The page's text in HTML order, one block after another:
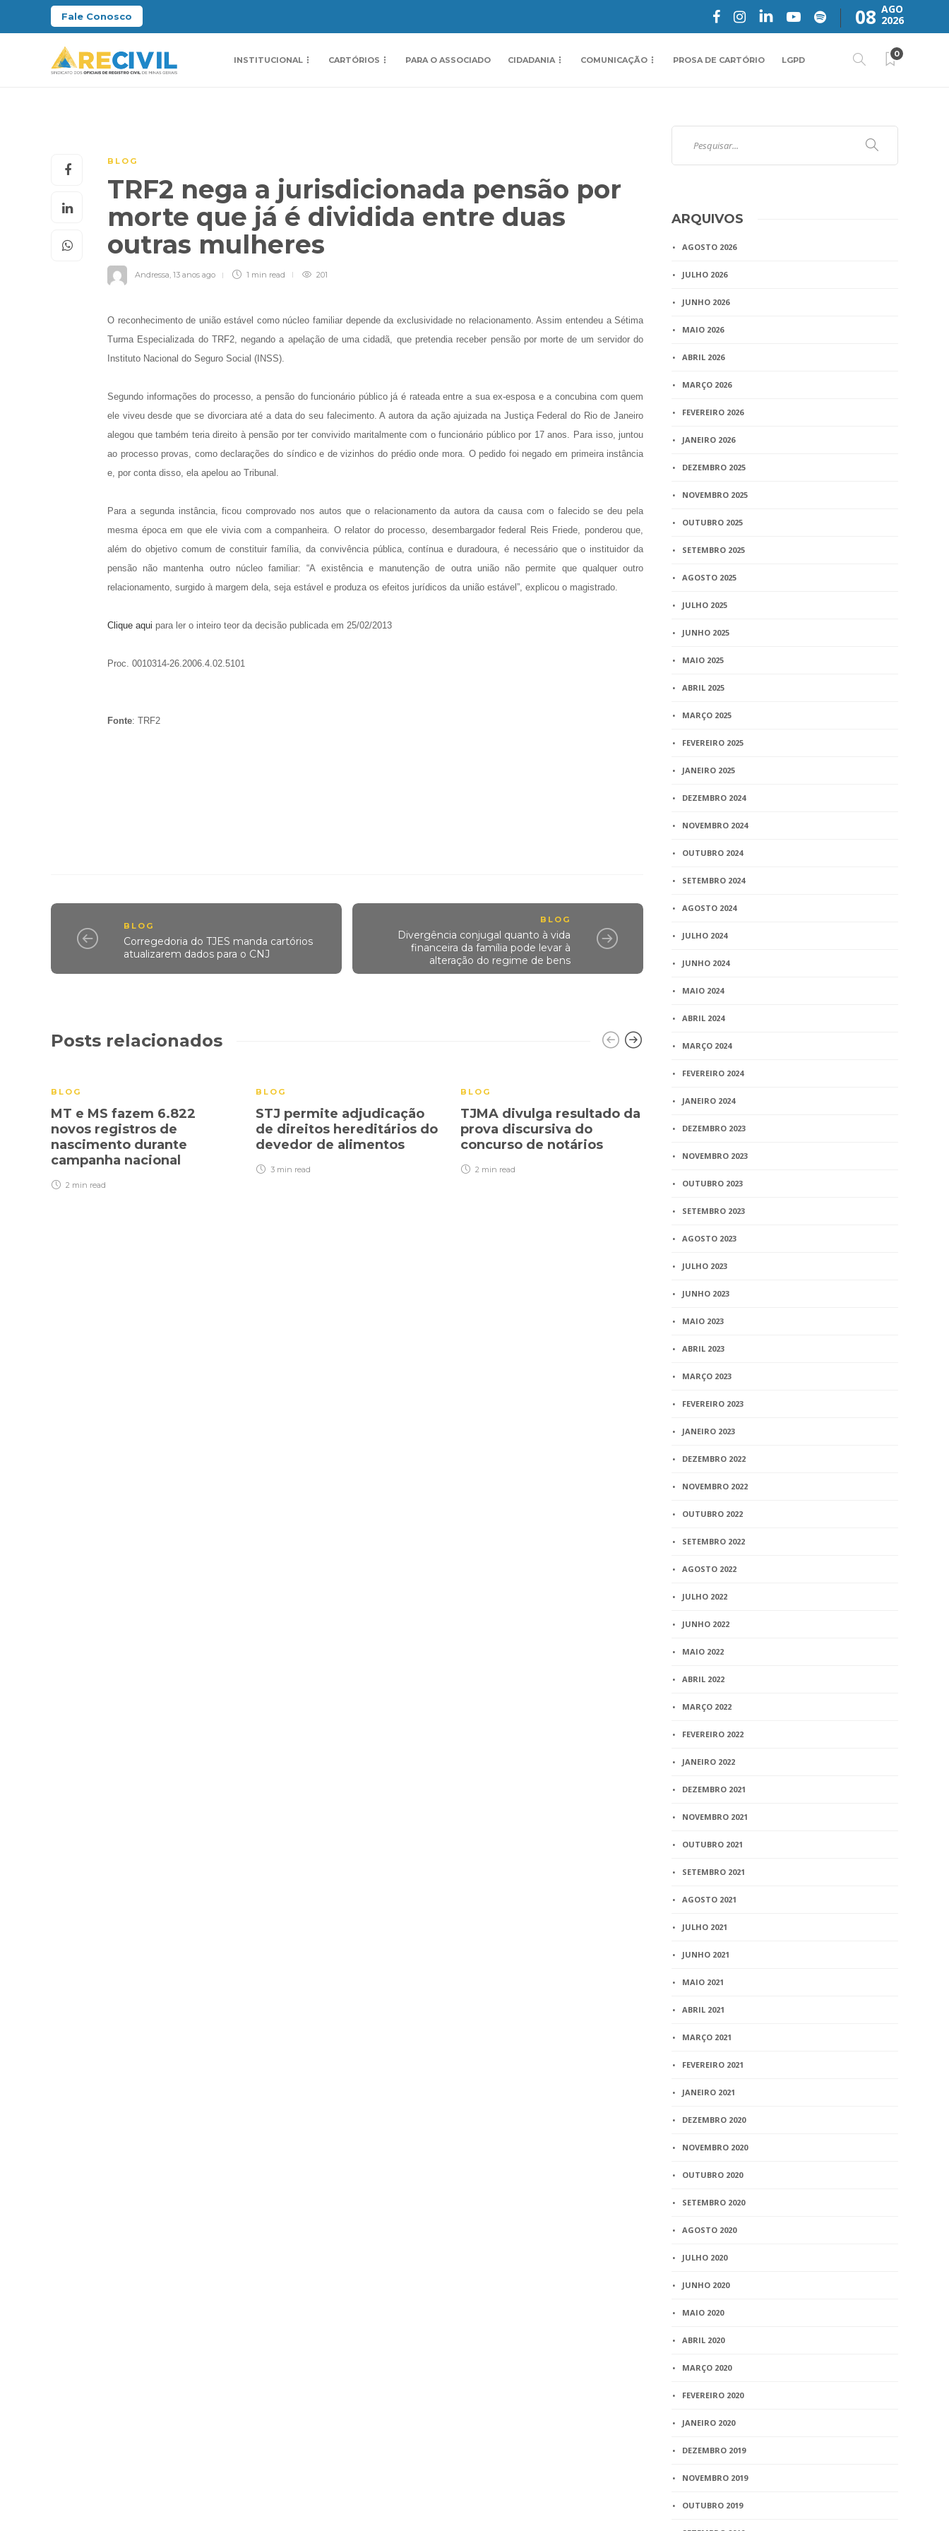
Fale Conosco 08 AGO
2026
INSTITUCIONAL CARTÓRIOS PARA O ASSOCIADO CIDADANIA COMUNICAÇÃO PROSA DE CARTÓRIO LGPD
0
BLOG
TRF2 nega a jurisdicionada pensão por
morte que já é dividida entre duas
outras mulheres
Andressa, 13 anos ago 1 min read 201
O reconhecimento de união estável como núcleo familiar depende da exclusividade no relacionamento. Assim entendeu a Sétima
Turma Especializada do TRF2, negando a apelação de uma cidadã, que pretendia receber pensão por morte de um servidor do
Instituto Nacional do Seguro Social (INSS).
Segundo informações do processo, a pensão dofuncionário público já é rateada entre a sua ex-esposa e a concubina com quem
ele viveu desde que se divorciara até a data do seu falecimento. A autora da ação ajuizada na Justiça Federal do Rio de Janeiro
alegou que também teria direito à pensão por ter convivido maritalmente com o funcionário público por 17 anos. Para isso, juntou
ao processo provas, como declarações do síndico e de vizinhos do prédio onde mora. O pedido foi negado em primeira instância
e, por conta disso, ela apelou ao Tribunal.
Para a segunda instância, ficou comprovado nos autos que o relacionamento da autora da causa com o falecido se deu pela
mesma época em que ele vivia com a companheira. O relator do processo, desembargador federal Reis Friede, ponderou que,
além do objetivo comum de constituir família, da convivência pública, contínua e duradoura, é necessário que o instituidor da
pensão não mantenha outro núcleo familiar: “A existência e manutenção de outra união não permite que qualquer outro
relacionamento, surgido à margem dela, seja estável e produza os efeitos jurídicos da união estável”, explicou o magistrado.
Clique aqui para ler o inteiro teor da decisão publicada em 25/02/2013
Proc. 0010314-26.2006.4.02.5101
Fonte: TRF2
BLOG
Corregedoria do TJES manda cartórios
atualizarem dados para o CNJ
BLOG
Divergência conjugal quanto à vida
financeira da família pode levar à
alteração do regime de bens
Posts relacionados
BLOG
MT e MS fazem 6.822
novos registros de
nascimento durante
campanha nacional
2 min read
BLOG
STJ permite adjudicação
de direitos hereditários do
devedor de alimentos
3 min read
BLOG
TJMA divulga resultado da
prova discursiva do
concurso de notários
2 min read
O Norte de Minas – Brasil
de união homoafetiva
2 minread
ARQUIVOS
AGOSTO 2026
JULHO 2026
JUNHO 2026
MAIO 2026
ABRIL 2026
MARÇO 2026
FEVEREIRO 2026
JANEIRO 2026
DEZEMBRO 2025
NOVEMBRO 2025
OUTUBRO 2025
SETEMBRO 2025
AGOSTO 2025
JULHO 2025
JUNHO 2025
MAIO 2025
ABRIL 2025
MARÇO 2025
FEVEREIRO 2025
JANEIRO 2025
DEZEMBRO 2024
NOVEMBRO 2024
OUTUBRO 2024
SETEMBRO 2024
AGOSTO 2024
JULHO 2024
JUNHO 2024
MAIO 2024
ABRIL 2024
MARÇO 2024
FEVEREIRO 2024
JANEIRO 2024
DEZEMBRO 2023
NOVEMBRO 2023
OUTUBRO 2023
SETEMBRO 2023
AGOSTO 2023
JULHO 2023
JUNHO 2023
MAIO 2023
ABRIL 2023
MARÇO 2023
FEVEREIRO 2023
JANEIRO 2023
DEZEMBRO 2022
NOVEMBRO 2022
OUTUBRO 2022
SETEMBRO 2022
AGOSTO 2022
JULHO 2022
JUNHO 2022
MAIO 2022
ABRIL 2022
MARÇO 2022
FEVEREIRO 2022
JANEIRO 2022
DEZEMBRO 2021
NOVEMBRO 2021
OUTUBRO 2021
SETEMBRO 2021
AGOSTO 2021
JULHO 2021
JUNHO 2021
MAIO 2021
ABRIL 2021
MARÇO 2021
FEVEREIRO 2021
JANEIRO 2021
DEZEMBRO 2020
NOVEMBRO 2020
OUTUBRO 2020
SETEMBRO 2020
AGOSTO 2020
JULHO 2020
JUNHO 2020
MAIO 2020
ABRIL 2020
MARÇO 2020
FEVEREIRO 2020
JANEIRO 2020
DEZEMBRO 2019
NOVEMBRO 2019
OUTUBRO 2019